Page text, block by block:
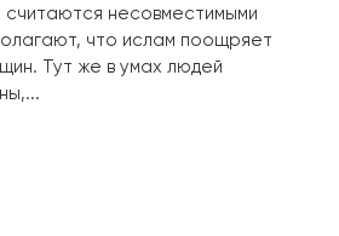
считаются несовместимыми
что ислам поощряет
Тут же в умах людей